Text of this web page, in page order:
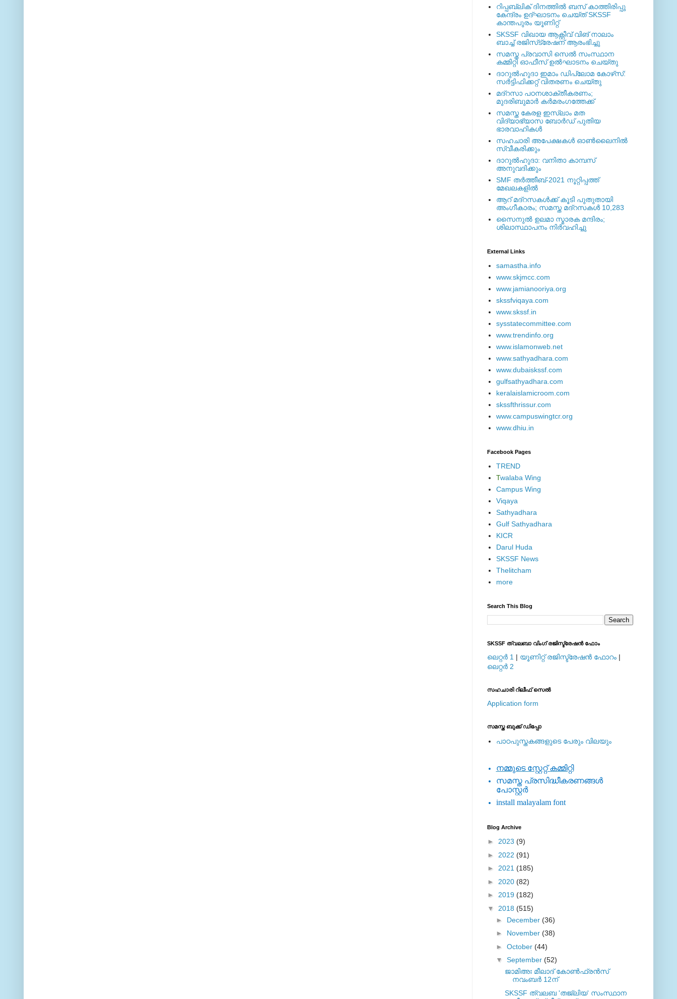
റിപ്പബ്ലിക് ദിനത്തില്‍ ബസ് കാത്തിരിപ്പു
കേന്ദ്രം ഉദ്ഘാടനം ചെയ്ത്‌ SKSSF
കാന്തപുരം യൂണിറ്റ്
SKSSF വിഖായ ആക്റ്റീവ് വിങ് നാലാം
ബാച്ച് രജിസ്‌ട്രേഷന് ആരംഭിച്ചു
സമസ്ത പ്രവാസി സെല്‍ സംസ്ഥാന
കമ്മിറ്റി ഓഫീസ് ഉല്‍ഘാടനം ചെയ്തു
ദാറുല്‍ഹുദാ ഇമാം ഡിപ്ലോമ കോഴ്‌സ്:
സര്‍ട്ടിഫിക്കറ്റ് വിതരണം ചെയ്തു
മദ്‌റസാ പഠനശാക്തീകരണം;
മുദരിബുമാര്‍ കര്‍മരംഗത്തേക്ക്
സമസ്ത കേരള ഇസ്ലാം മത
വിദ്യാഭ്യാസ ബോര്‍ഡ് പുതിയ
ഭാരവാഹികള്‍
സഹചാരി അപേക്ഷകൾ ഓൺലൈനിൽ
സ്വീകരിക്കും
ദാറുല്‍ഹുദാ: വനിതാ കാമ്പസ്
അനുവദിക്കും
SMF തര്‍ത്തീബ്-2021 നൂറ്റിപ്പത്ത്
മേഖലകളില്‍
ആറ് മദ്റസകള്‍ക്ക് കൂടി പുതുതായി
അംഗീകാരം; സമസ്ത മദ്റസകള്‍ 10,283
സൈനുല്‍ ഉലമാ സ്മാരക മന്ദിരം;
ശിലാസ്ഥാപനം നിര്‍വഹിച്ചു
External ‎Links
samastha.info
www.skjmcc.com
www.jamianooriya.org
skssfviqaya.com
www.skssf.in
sysstatecommittee.com
www.trendinfo.org
www.islamonweb.net
www.sathyadhara.com
www.dubaiskssf.com
gulfsathyadhara.com
keralaislamicroom.com
skssfthrissur.com
www.campuswingtcr.org
www.dhiu.in
Facebook Pages
TREND
Twalaba Wing
Campus Wing
Viqaya
Sathyadhara
Gulf Sathyadhara
KICR
Darul Huda
SKSSF News
Thelitcham
more
Search This Blog
SKSSF ത്വലബാ വിംഗ് രജിസ്ട്രേഷന്‍ ഫോം
ലെറ്റര്‍ 1 | യൂണിറ്റ് രജിസ്ട്രേഷന്‍ ഫോറം |
ലെറ്റര്‍ 2
സഹചാരി റിലീഫ് സെല്‍
Application form
സമസ്ത ബുക്ക് ഡിപ്പോ
പാഠപുസ്തകങ്ങളുടെ പേരും വിലയും
നമ്മുടെ സ്റ്റേറ്റ് കമ്മിറ്റി
സമസ്ത പ്രസിദ്ധീകരണങ്ങള്‍
പോസ്റ്റര്‍
install malayalam font
Blog Archive
► 2023 (9)
► 2022 (91)
► 2021 (185)
► 2020 (82)
► 2019 (182)
▼ 2018 (515)
► December (36)
► November (38)
► October (44)
▼ September (52)
ജാമിഅഃ മീലാദ് കോണ്‍ഫ്രന്‍സ്
നവംബര്‍ 12ന്
SKSSF ത്വലബ 'തജ്‌ലിയ' സംസ്ഥാന